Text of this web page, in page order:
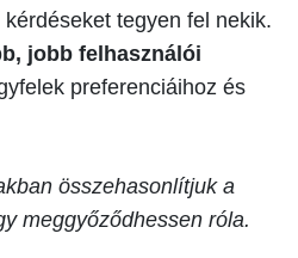
tegyen fel nekik.
jobb felhasználói
preferenciáihoz és
összehasonlítjuk a
meggyőződhessen róla.